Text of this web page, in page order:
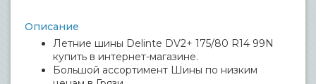
Описание
Летние шины Delinte DV2+ 175/80 R14 99N
купить в интернет-магазине.
Большой ассортимент Шины по низким